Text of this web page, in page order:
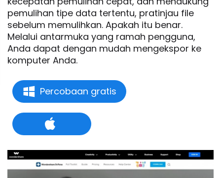
pemulihan tipe data tertentu, pratinjau file
sebelum memulihkan. Apakah itu benar.
Melalui antarmuka yang ramah pengguna,
Anda dapat dengan mudah mengekspor ke
komputer Anda.
Percobaan gratis